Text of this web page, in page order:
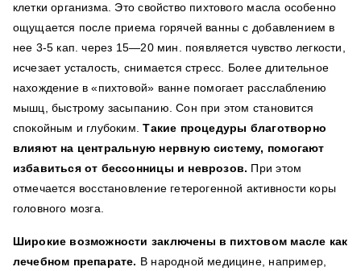
клетки организма. Это свойство пихтового масла особенно
ощущается после приема горячей ванны с добавлением в
нее 3-5 кап. через 15—20 мин. появляется чувство легкости,
исчезает усталость, снимается стресс. Более длительное
нахождение в «пихтовой» ванне помогает расслаблению
мышц, быстрому засыпанию. Сон при этом становится
спокойным и глубоким.Такие процедуры благотворно
влияют на центральную нервную систему, помогают
избавиться от бессонницы и неврозов. При этом
отмечается восстановление гетерогенной активности коры
головного мозга.
Широкие возможности заключены в пихтовом масле как
лечебном препарате. В народной медицине, например,